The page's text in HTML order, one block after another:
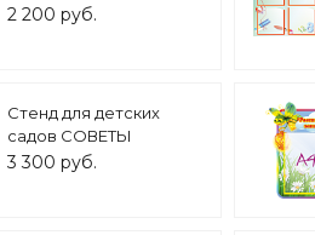
НАШЕ ТВОРЧЕСТВО
2 200 руб.
Стенд для детских
садов СОВЕТЫ
ДОКТОРА 1*0,8м/
3 300 руб.